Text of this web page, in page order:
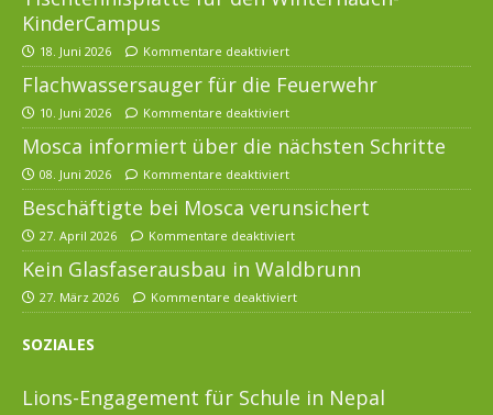
KinderCampus
18. Juni 2026 Kommentare deaktiviert
Flachwassersauger für die Feuerwehr
10. Juni 2026 Kommentare deaktiviert
Mosca informiert über die nächsten Schritte
08. Juni 2026 Kommentare deaktiviert
Beschäftigte bei Mosca verunsichert
27. April 2026 Kommentare deaktiviert
Kein Glasfaserausbau in Waldbrunn
27. März 2026 Kommentare deaktiviert
SOZIALES
Lions-Engagement für Schule in Nepal